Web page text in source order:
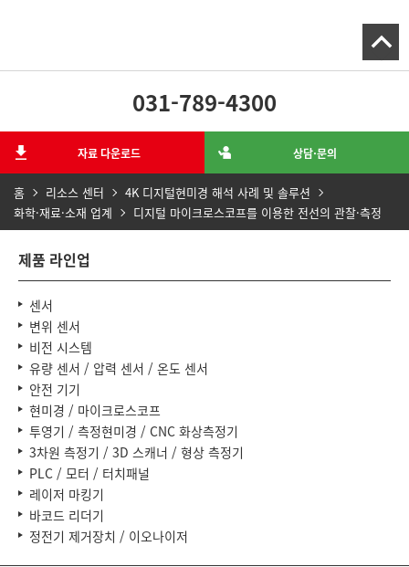
홈 리소스 센터
4K 디지털현미경 해석 사례 및 솔루션
화학·재료·소재 업계
디지털 마이크로스코프를 이용한 전선의 관찰·측정
031-789-4300
자료 다운로드 상담·문의
제품 라인업
센서
변위 센서
비전 시스템
유량 센서 / 압력 센서 / 온도 센서
안전 기기
현미경 / 마이크로스코프
투영기 / 측정현미경 / CNC 화상측정기
3차원 측정기 / 3D 스캐너 / 형상 측정기
PLC / 모터 / 터치패널
레이저 마킹기
바코드 리더기
정전기 제거장치 / 이오나이저